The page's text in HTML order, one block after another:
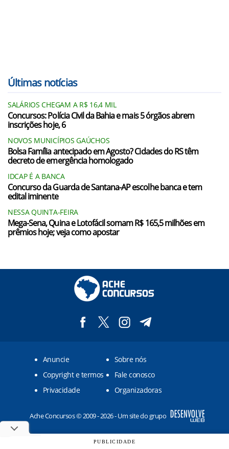
Últimas notícias
SALÁRIOS CHEGAM A R$ 16,4 MIL
Concursos: Polícia Civil da Bahia e mais 5 órgãos abrem
inscrições hoje, 6
NOVOS MUNICÍPIOS GAÚCHOS
Bolsa Família antecipado em Agosto? Cidades do RS têm
decreto de emergência homologado
IDCAP É A BANCA
Concurso da Guarda de Santana-AP escolhe banca e tem
edital iminente
NESSA QUINTA-FEIRA
Mega-Sena, Quina e Lotofácil somam R$ 165,5 milhões em
prêmios hoje; veja como apostar
Anuncie
Sobre nós
Copyright e termos
Fale conosco
Privacidade
Organizadoras
Ache Concursos © 2009 - 2026 - Um site do grupo
PUBLICIDADE